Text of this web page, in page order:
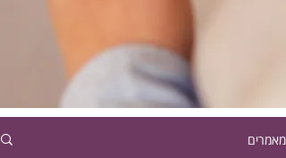
מאמרים